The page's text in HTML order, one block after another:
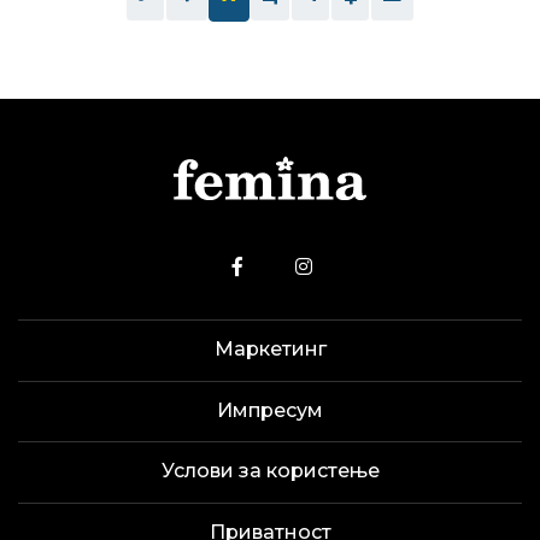
Маркетинг
Импресум
Услови за користење
Приватност